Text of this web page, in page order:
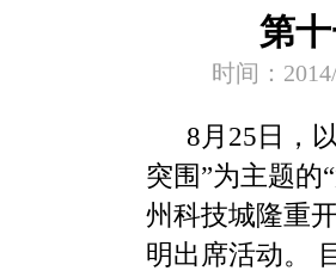
第
时间：
8月25日，
突围”为主题的
州科技城隆重
明出席活动。